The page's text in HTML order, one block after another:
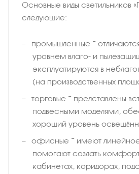
Основные виды светильников
следующие:
промышленные −
уровнем влаго- и
эксплуатируются в
(на производственных
торговые − представлены
подвесными моделями,
хороший уровень
офисные − имеют
помогают создать
кабинетах, коридорах,